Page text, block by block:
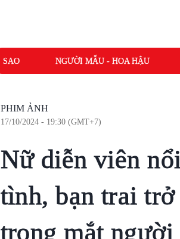
SAO NGƯỜI MẪU - HOA HẬU
PHIM ẢNH
17/10/2024 - 19:30 (GMT+7)
Nữ diễn viên
tình, bạn trai
trong mắt